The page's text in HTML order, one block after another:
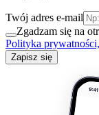
Twój adres e-mail
Zgadzam się na
Polityka
Zapisz się